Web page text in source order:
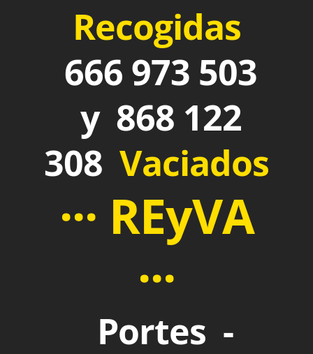
Recogidas
666 973 503
y 868 122
308 Vaciados
··· REyVA
···
Portes -